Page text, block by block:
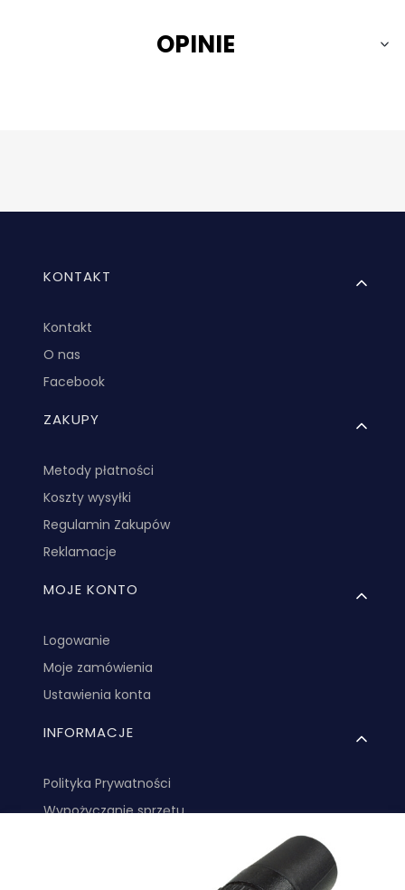
OPINIE
Linki w stopce
KONTAKT
Kontakt
O nas
Facebook
ZAKUPY
Metody płatności
Koszty wysyłki
Regulamin Zakupów
Reklamacje
MOJE KONTO
Logowanie
Moje zamówienia
Ustawienia konta
INFORMACJE
Polityka Prywatności
Wypożyczanie sprzętu